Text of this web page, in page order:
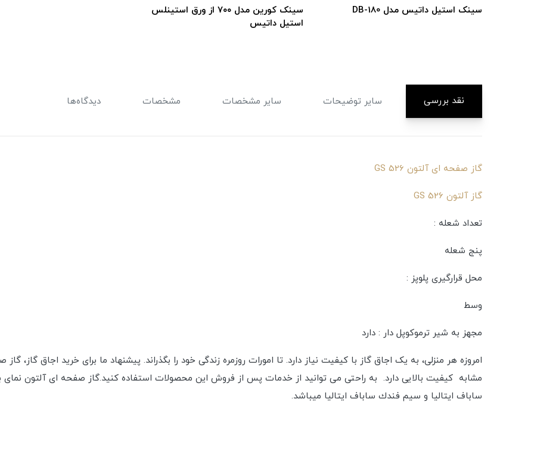
سینک استیل داتیس مدل DB-180
سینک کورین مدل ۷۰۰ از ورق استینلس
استیل داتیس
نقد بررسی سایر توضیحات سایر مشخصات مشخصات دیدگاه‌ها
گاز صفحه ای آلتون GS 526
گاز آلتون GS 526
تعداد شعله :
پنج شعله
محل قرارگیری پلوپز :
وسط
مجهز به شیر ترموکوپل دار : دارد
امروزه هر منزلی، به یک اجاق گاز با کیفیت نیاز دارد. تا امورات روزمره زندگی خود را بگذراند. پیشنهاد ما برای خرید اجاق
مشابه کیفیت بالایی دارد. به راحتی می توانید از خدمات پس از فروش این محصولات استفاده کنید.گاز صفحه ای آلتون
ساباف ایتالیا و سیم فندك ساباف ایتالیا میباشد.